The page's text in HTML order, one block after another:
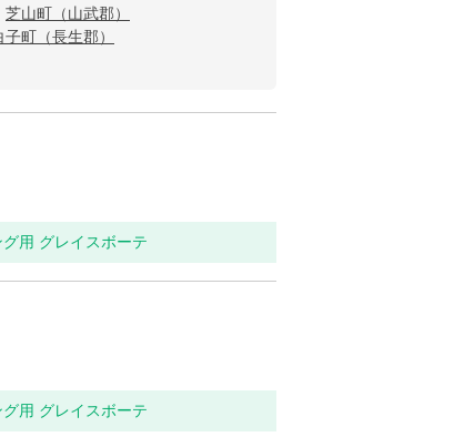
芝山町（山武郡）
子町（長生郡）
用 グレイスボーテ
用 グレイスボーテ